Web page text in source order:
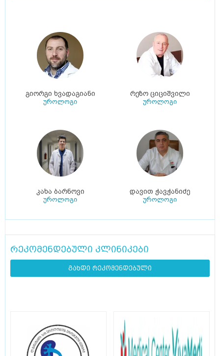
გიორგი ხვადაგიანი
უროლოგი
რეზო ციციშვილი
უროლოგი
კახა ბარნოვი
უროლოგი
დავით ჭავჭანიძე
უროლოგი
რეკომენდებული კლინიკები
გახდი რეკომენდებული